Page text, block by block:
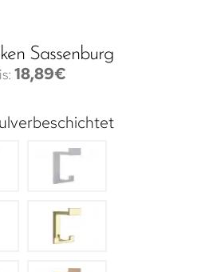
Sassenburg
18,89€